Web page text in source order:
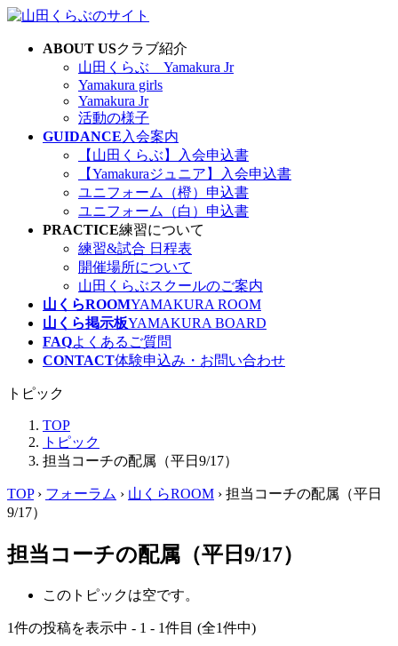
コ
ナ
ABOUT USクラブ紹介
山田くらぶ Yamakura Jr
Yamakura girls
Yamakura Jr
活動の様子
GUIDANCE 入会案内
【山田くらぶ】入会申込書
【Yamakuraジュニア】入会申込書
ユニフォーム（橙）申込書
ユニフォーム（白）申込書
PRACTICE練習について
練習&試合 日程表
開催場所について
山田くらぶスクールのご案内
山くらROOMYAMAKURA ROOM
山くら掲示板YAMAKURA BOARD
FAQよくあるご質問
CONTACT体験申込み・お問い合わせ
トピック
TOP
トピック
担当コーチの配属（平日9/17）
TOP › フォーラム › 山くらROOM › 担当コーチの配属（平日
9/17）
担当コーチの配属（平日9/17）
このトピックは空です。
1件の投稿を表示中 - 1 - 1件目 (全1件中)